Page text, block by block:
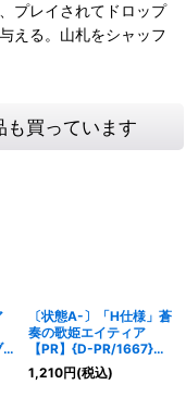
プレイされてドロップ
える。山札をシャッフ
も買っています
〔状態A-〕「H仕様」蒼
奏の歌姫エイティア
【PR】{D-PR/1667}
《ストイケイア》
1,210円(税込)